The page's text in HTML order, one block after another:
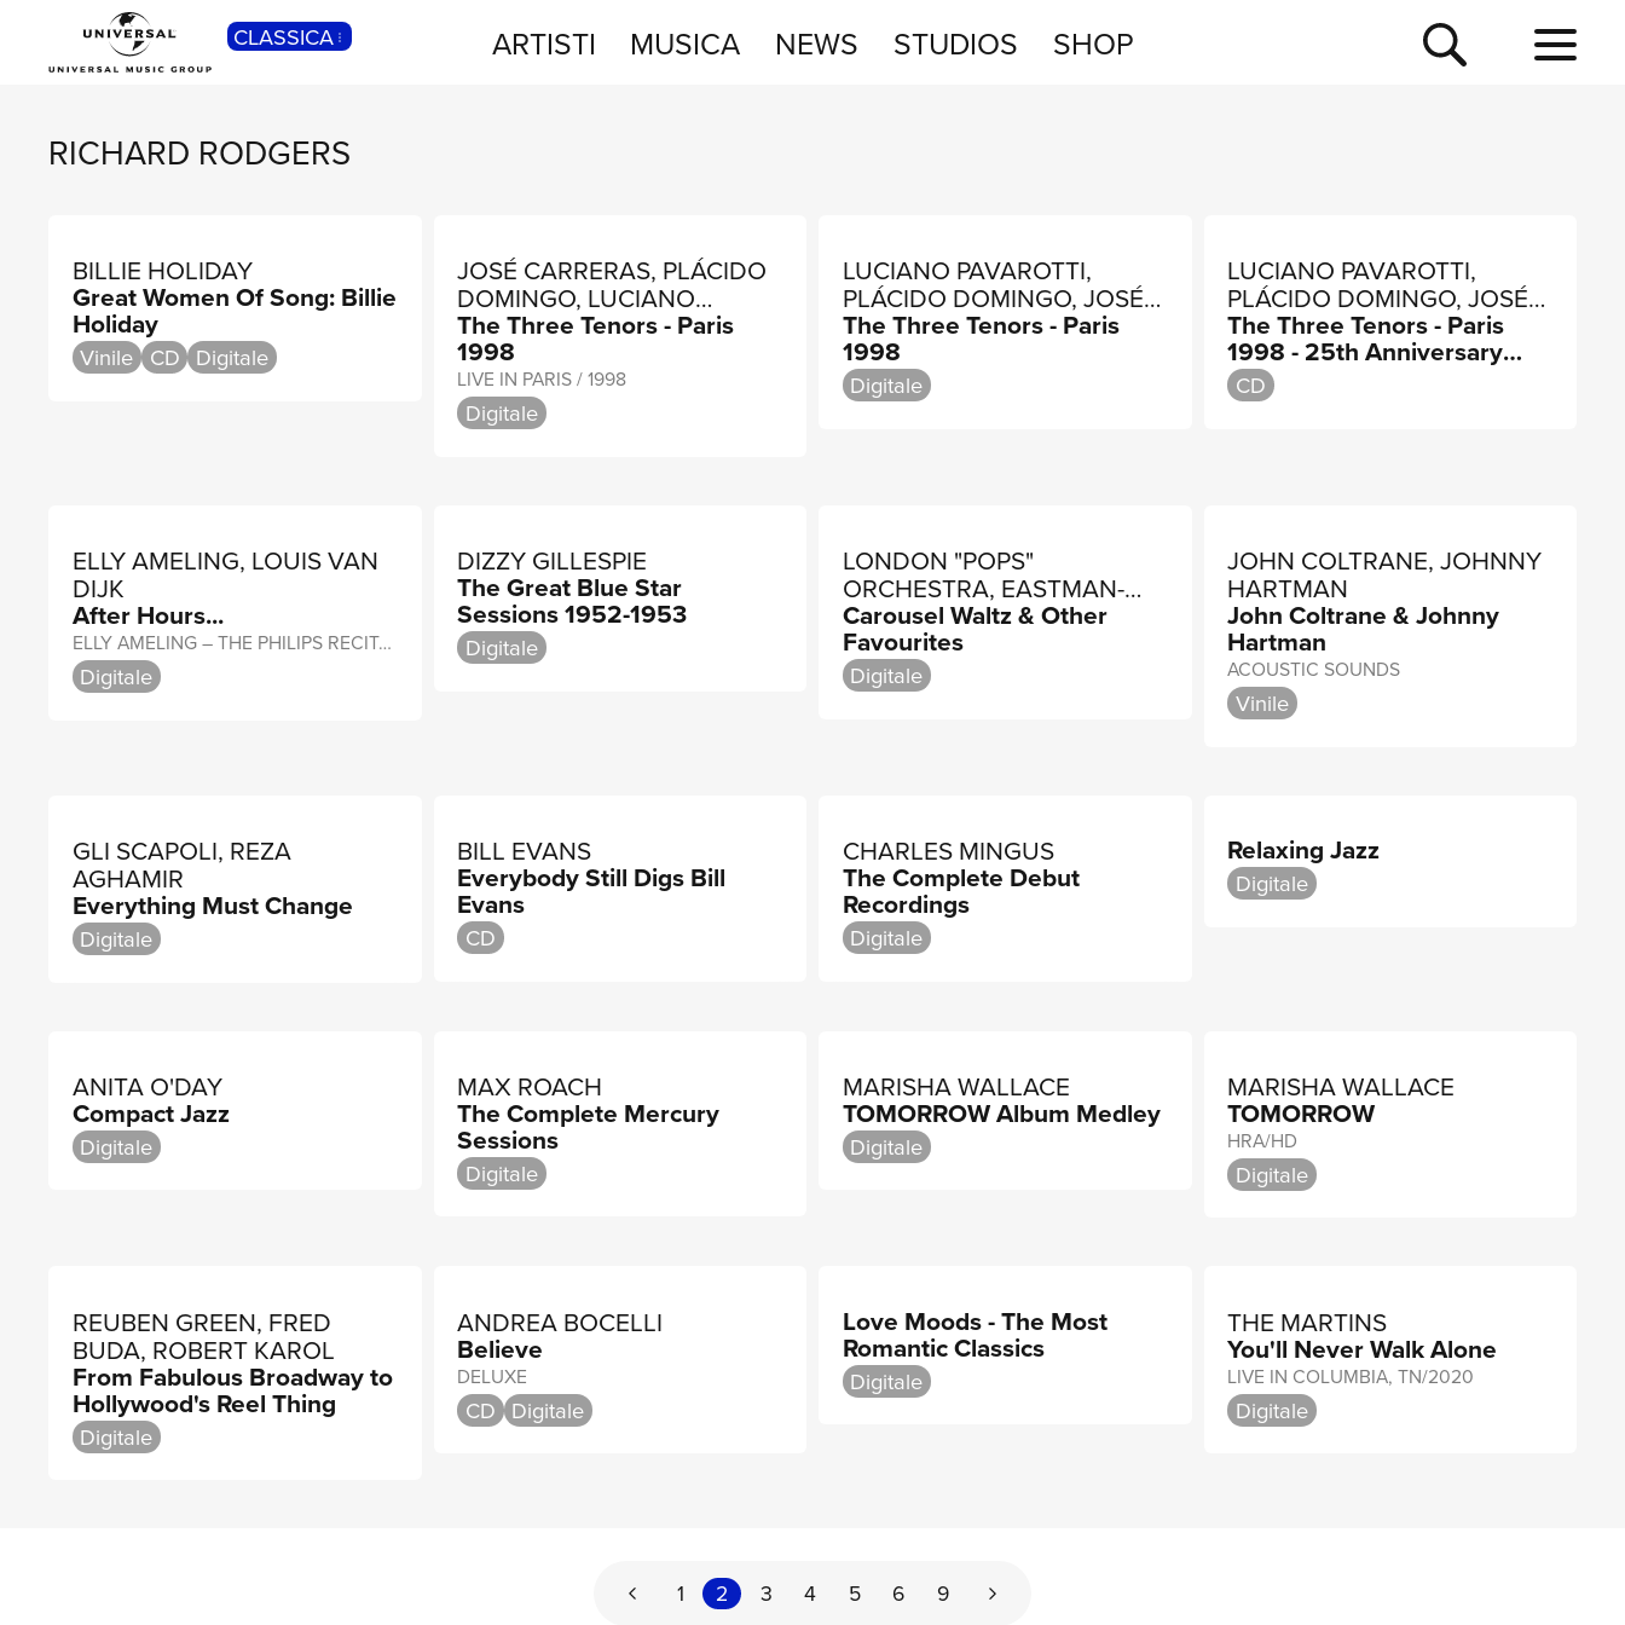
CLASSICA ARTISTI MUSICA NEWS STUDIOS SHOP
RICHARD RODGERS
BILLIE HOLIDAY
Great Women Of Song: Billie
Holiday
Vinile CD Digitale
JOSÉ CARRERAS, PLÁCIDO
DOMINGO, LUCIANO
PAVAROTTI
The Three Tenors - Paris
1998
LIVE IN PARIS / 1998
Digitale
LUCIANO PAVAROTTI,
PLÁCIDO DOMINGO, JOSÉ
CARRERAS
The Three Tenors - Paris
1998
Digitale
LUCIANO PAVAROTTI,
PLÁCIDO DOMINGO, JOSÉ
CARRERAS
The Three Tenors - Paris
1998 - 25th Anniversary
Edition
CD
ELLY AMELING, LOUIS VAN
DIJK
After Hours...
ELLY AMELING – THE PHILIPS RECITALS, VOL. 26
Digitale
DIZZY GILLESPIE
The Great Blue Star
Sessions 1952-1953
Digitale
LONDON "POPS"
ORCHESTRA, EASTMAN-
ROCHESTER "POPS"
ORCHESTRA, FREDERICK
FENNELL
Carousel Waltz & Other
Favourites
Digitale
JOHN COLTRANE, JOHNNY
HARTMAN
John Coltrane & Johnny
Hartman
ACOUSTIC SOUNDS
Vinile
GLI SCAPOLI, REZA
AGHAMIR
Everything Must Change
Digitale
BILL EVANS
Everybody Still Digs Bill
Evans
CD
CHARLES MINGUS
The Complete Debut
Recordings
Digitale
Relaxing Jazz
Digitale
ANITA O'DAY
Compact Jazz
Digitale
MAX ROACH
The Complete Mercury
Sessions
Digitale
MARISHA WALLACE
TOMORROW Album Medley
Digitale
MARISHA WALLACE
TOMORROW
HRA/HD
Digitale
REUBEN GREEN, FRED
BUDA, ROBERT KAROL
From Fabulous Broadway to
Hollywood's Reel Thing
Digitale
ANDREA BOCELLI
Believe
DELUXE
CD Digitale
Love Moods - The Most
Romantic Classics
Digitale
THE MARTINS
You'll Never Walk Alone
LIVE IN COLUMBIA, TN/2020
Digitale
1 2 3 4 5 6 9
POP